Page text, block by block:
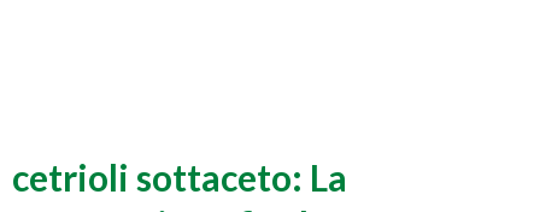
cetrioli sottaceto: La